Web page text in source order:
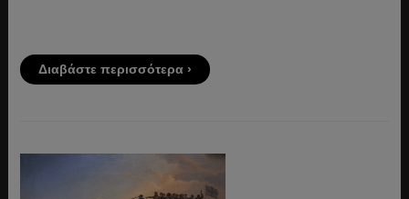
Διαβάστε περισσότερα ›